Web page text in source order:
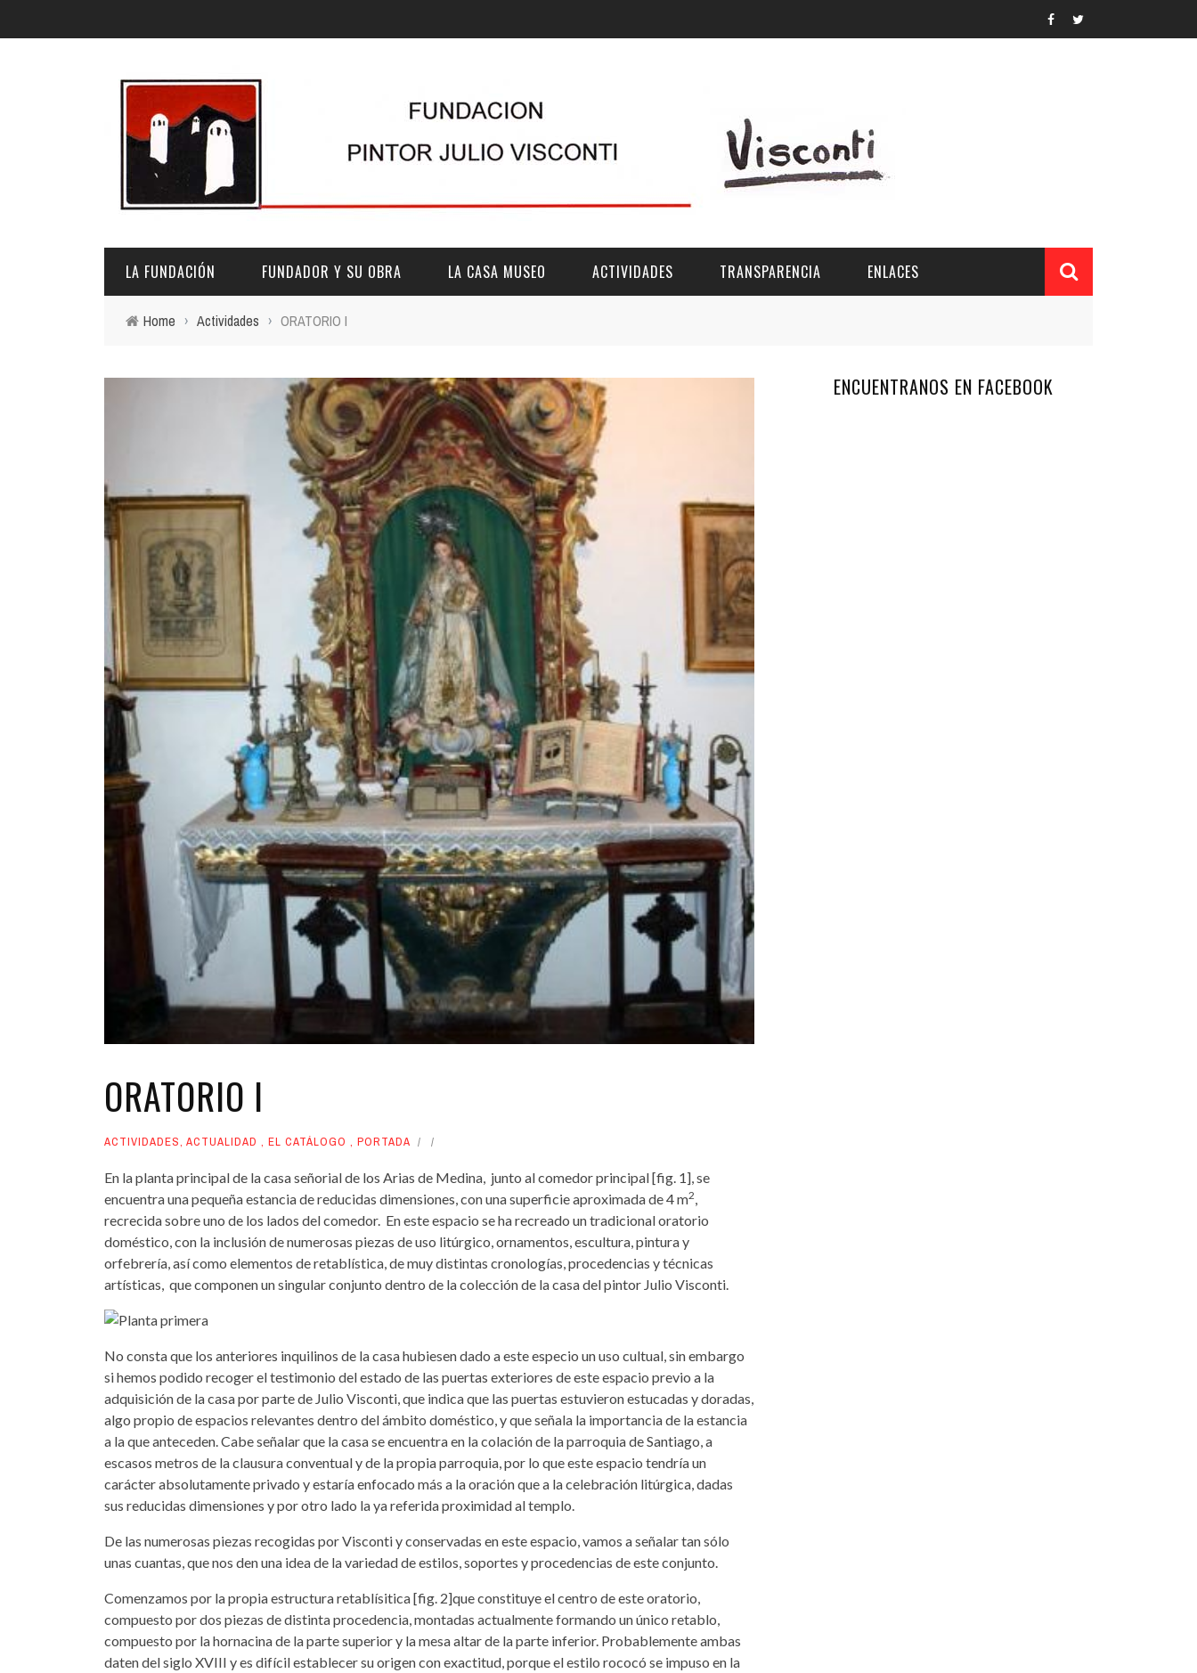
LA FUNDACIÓN
EL PATRONATO: COMPETENCIAS Y COMPOSICIÓN ACTUAL
FUNDADOR Y SU OBRA
PINTURAS
LA CASA MUSEO
VIDEOS
GALERÍA
FOTOMONTAJES
ACTIVIDADES
OTRAS ACTIVIDADES DE ÁMBITO COMARCAL Y PROVINCIAL
TRANSPARENCIA
REUNIONES Y ACUERDOS DEL PATRONATO
ENLACES
Home › Actividades › ORATORIO I
ORATORIO I
ACTIVIDADES, ACTUALIDAD , EL CATÁLOGO , PORTADA
En la planta principal de la casa señorial de los Arias de Medina, junto al comedor principal [fig. 1], se
encuentra una pequeña estancia de reducidas dimensiones, con una superficie aproximada de 4 m2
recrecida sobre uno de los lados del comedor. En este espacio se ha recreado un tradicional oratorio
doméstico, con la inclusión de numerosas piezas de uso litúrgico, ornamentos, escultura, pintura y
orfebrería, así como elementos de retablística, de muy distintas cronologías, procedencias y técnicas
artísticas, que componen un singular conjunto dentro de la colección de la casa del pintor Julio Visconti.
No consta que los anteriores inquilinos de la casa hubiesen dado a este especio un uso cultual, sin embargo
si hemos podido recoger el testimonio del estado de las puertas exteriores de este espacio previo a la
adquisición de la casa por parte de Julio Visconti, que indica que las puertas estuvieron estucadas y doradas,
algo propio de espacios relevantes dentro del ámbito doméstico, y que señala la importancia de la estancia
a la que anteceden. Cabe señalar que la casa se encuentra en la colación de la parroquia de Santiago, a
escasos metros de la clausura conventual y de la propia parroquia, por lo que este espacio tendría un
carácter absolutamente privado y estaría enfocado más a la oración que a la celebración litúrgica, dadas
sus reducidas dimensiones y por otro lado la ya referida proximidad al templo.
De las numerosas piezas recogidas por Visconti y conservadas en este espacio, vamos a señalar tan sólo
unas cuantas, que nos den una idea de la variedad de estilos, soportes y procedencias de este conjunto.
Comenzamos por la propia estructura retablísitica [fig. 2]que constituye el centro de este oratorio,
compuesto por dos piezas de distinta procedencia, montadas actualmente formando un único retablo,
compuesto por la hornacina de la parte superior y la mesa altar de la parte inferior. Probablemente ambas
daten del siglo XVIII y es difícil establecer su origen con exactitud, porque el estilo rococó se impuso en la
ENCUENTRANOS EN FACEBOOK